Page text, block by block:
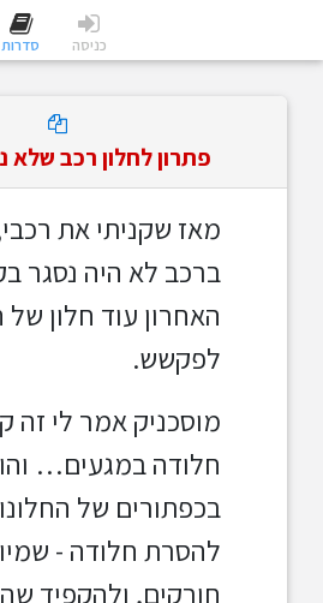
כניסה סדרות
פתרון לחלון רכב שלא
מאז שקניתי את
ברכב לא היה נסגר
האחרון עוד חלון
לפקשש.
מוסכניק אמר לי זה
חלודה במגעים…
בכפתורים של
להסרת חלודה -
חורקים, ולהקפיד